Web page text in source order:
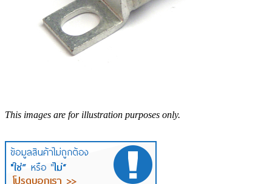
This images are for illustration purposes only.